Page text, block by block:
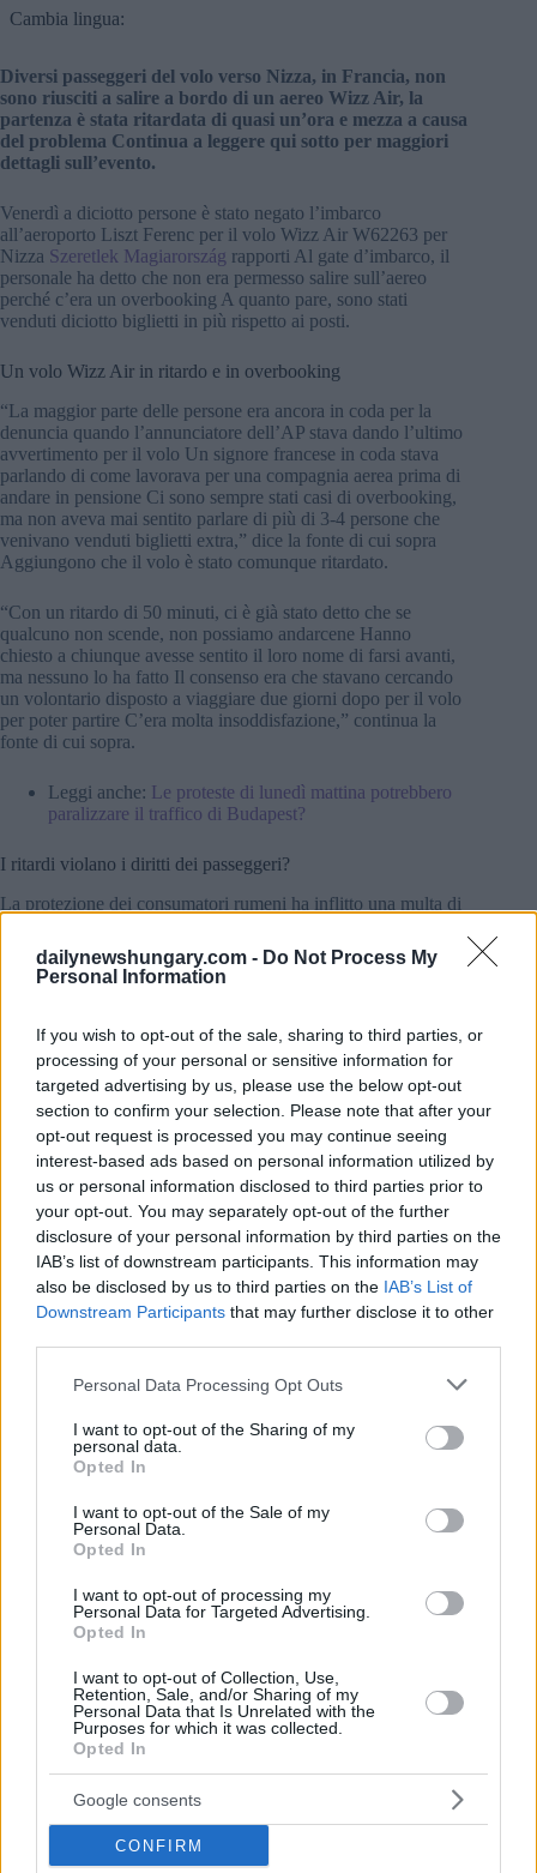
dailynewshungary.com - Do Not Process My
Personal Information
If you wish to opt-out of the sale, sharing to third parties, or
processing of your personal or sensitive information for
targeted advertising by us, please use the below opt-out
section to confirm your selection. Please note that after your
opt-out request is processed you may continue seeing
interest-based ads based on personal information utilized by
us or personal information disclosed to third parties prior to
your opt-out. You may separately opt-out of the further
disclosure of your personal information by third parties on the
IAB’s list of downstream participants. This information may
also be disclosed by us to third parties on the IAB’s List of
Downstream Participants that may further disclose it to other
Please note that this website/app uses one or more Google
not limited to your visit or usage behaviour. You may click to
grant or deny consent to Google and its third-party tags to
use your data for below specified purposes in below Google
consent section.
Personal Data Processing Opt Outs
I want to opt-out of the Sharing of my
personal data.
Opted In
I want to opt-out of the Sale of my
Personal Data.
Opted In
I want to opt-out of processing my
Personal Data for Targeted Advertising.
Opted In
I want to opt-out of Collection, Use,
Retention, Sale, and/or Sharing of my
Personal Data that Is Unrelated with the
Purposes for which it was collected.
Opted In
Google consents
CONFIRM
Cambia lingua:
Diversi passeggeri del volo verso Nizza, in Francia, non
sono riusciti a salire a bordo di un aereo Wizz Air, la
partenza è stata ritardata di quasi un’ora e mezza a causa
del problema Continua a leggere qui sotto per maggiori
dettagli sull’evento.
Venerdì a diciotto persone è stato negato l’imbarco
all’aeroporto Liszt Ferenc per il volo Wizz Air W62263 per
Nizza Szeretlek Magiarország rapporti Al gate d’imbarco, il
personale ha detto che non era permesso salire sull’aereo
perché c’era un overbooking A quanto pare, sono stati
venduti diciotto biglietti in più rispetto ai posti.
Un volo Wizz Air in ritardo e in overbooking
“La maggior parte delle persone era ancora in coda per la
denuncia quando l’annunciatore dell’AP stava dando l’ultimo
avvertimento per il volo Un signore francese in coda stava
parlando di come lavorava per una compagnia aerea prima di
andare in pensione Ci sono sempre stati casi di overbooking,
ma non aveva mai sentito parlare di più di 3-4 persone che
venivano venduti biglietti extra,” dice la fonte di cui sopra
Aggiungono che il volo è stato comunque ritardato.
“Con un ritardo di 50 minuti, ci è già stato detto che se
qualcuno non scende, non possiamo andarcene Hanno
chiesto a chiunque avesse sentito il loro nome di farsi avanti,
ma nessuno lo ha fatto Il consenso era che stavano cercando
un volontario disposto a viaggiare due giorni dopo per il volo
per poter partire C’era molta insoddisfazione,” continua la
fonte di cui sopra.
Leggi anche: Le proteste di lunedì mattina potrebbero
paralizzare il traffico di Budapest?
I ritardi violano i diritti dei passeggeri?
La protezione dei consumatori rumeni ha inflitto una multa di
aerea rumena La compagnia aerea low cost Blue Air è stata
multata a causa delle ripetute cancellazioni di voli.
inflitta a una società L’indagine è stata avviata a seguito di
924 reclami ricevuti La decisione dell’autorità significa che la
compagnia aerea deve rimborsare ai clienti entro 10 giorni i
biglietti venduti, inoltre è stato ordinato che la società non
deve più immettere sul mercato servizi che non può fornire a
causa della mancanza di personale o di altri motivi tecnici.
Inoltre, secondo quanto riferito, ai consumatori è stato
consigliato di non acquistare biglietti dalle compagnie aeree
che hanno cancellato recentemente molti dei loro voli
Profitline. L’autorità ha inoltre avvertito le compagnie aeree
low cost Wizz Air e Ryanair per aver violato i diritti dei
consumatori in seguito alle cancellazioni.
il sesto peggior aeroporto d’Europa
Immagine in primo piano: illustrazione, Aeroporto di
Leave a Reply
Your email address will not be published.
*
*
Website
Add Comment*